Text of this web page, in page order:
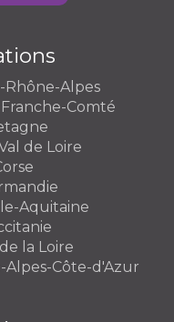
Rhône-Alpes
Comté
de Loire
Aquitaine
la Loire
Alpes-Côte-d'Azur